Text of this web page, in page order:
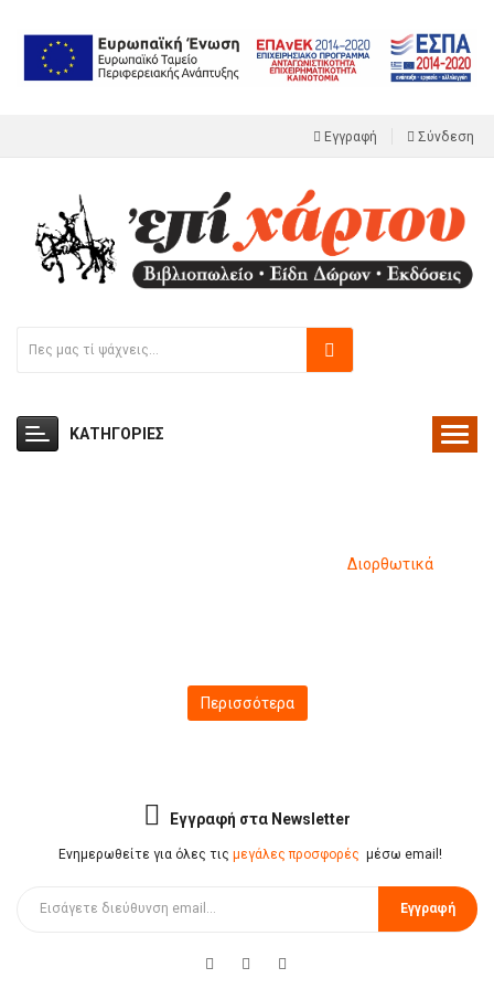
Εγγραφή Σύνδεση
ΚΑΤΗΓΟΡΙΕΣ
Διορθωτικά
Περισσότερα
Εγγραφή στα Newsletter
Ενημερωθείτε για όλες τις μεγάλες προσφορές μέσω email!
Εγγραφή